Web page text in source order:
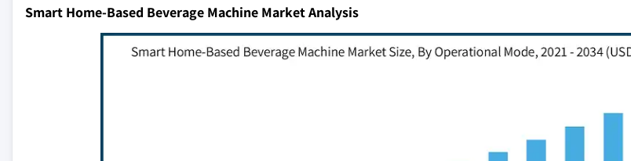
Smart Home-Based Beverage Machine Market Analysis